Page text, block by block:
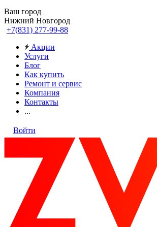
Ваш город
Нижний Новгород
+7(831) 277-99-88
Акции
Услуги
Блог
Как купить
Ремонт и сервис
Компания
Контакты
...
Войти